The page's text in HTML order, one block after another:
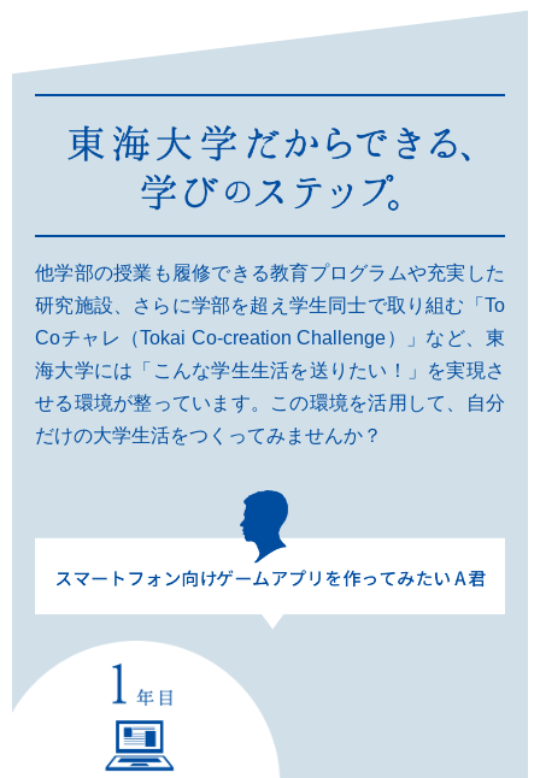
他学部の授業も履修できる教育プログラムや充実した
研究施設、さらに学部を超え学生同士で取り組む「To
Coチャレ（Tokai Co-creation Challenge）」など、東
海大学には「こんな学生生活を送りたい！」を実現さ
せる環境が整っています。この環境を活用して、自分
だけの大学生活をつくってみませんか？